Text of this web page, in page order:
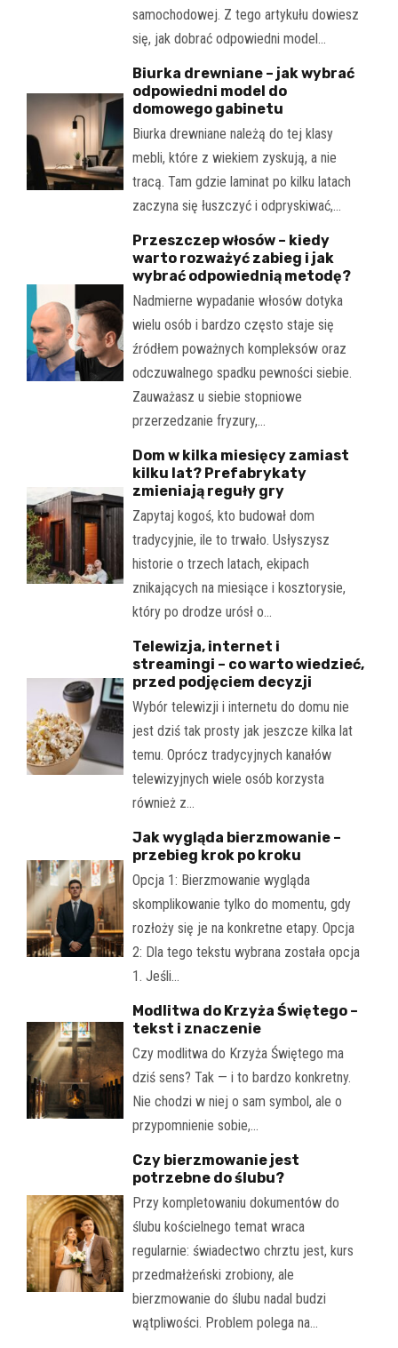
samochodowej. Z tego artykułu dowiesz
się, jak dobrać odpowiedni model…
Biurka drewniane – jak wybrać
odpowiedni model do
domowego gabinetu
Biurka drewniane należą do tej klasy
mebli, które z wiekiem zyskują, a nie
tracą. Tam gdzie laminat po kilku latach
zaczyna się łuszczyć i odpryskiwać,…
Przeszczep włosów – kiedy
warto rozważyć zabieg i jak
wybrać odpowiednią metodę?
Nadmierne wypadanie włosów dotyka
wielu osób i bardzo często staje się
źródłem poważnych kompleksów oraz
odczuwalnego spadku pewności siebie.
Zauważasz u siebie stopniowe
przerzedzanie fryzury,…
Dom w kilka miesięcy zamiast
kilku lat? Prefabrykaty
zmieniają reguły gry
Zapytaj kogoś, kto budował dom
tradycyjnie, ile to trwało. Usłyszysz
historie o trzech latach, ekipach
znikających na miesiące i kosztorysie,
który po drodze urósł o…
Telewizja, internet i
streamingi – co warto wiedzieć,
przed podjęciem decyzji
Wybór telewizji i internetu do domu nie
jest dziś tak prosty jak jeszcze kilka lat
temu. Oprócz tradycyjnych kanałów
telewizyjnych wiele osób korzysta
również z…
Jak wygląda bierzmowanie –
przebieg krok po kroku
Opcja 1: Bierzmowanie wygląda
skomplikowanie tylko do momentu, gdy
rozłoży się je na konkretne etapy. Opcja
2: Dla tego tekstu wybrana została opcja
1. Jeśli…
Modlitwa do Krzyża Świętego –
tekst i znaczenie
Czy modlitwa do Krzyża Świętego ma
dziś sens? Tak — i to bardzo konkretny.
Nie chodzi w niej o sam symbol, ale o
przypomnienie sobie,…
Czy bierzmowanie jest
potrzebne do ślubu?
Przy kompletowaniu dokumentów do
ślubu kościelnego temat wraca
regularnie: świadectwo chrztu jest, kurs
przedmałżeński zrobiony, ale
bierzmowanie do ślubu nadal budzi
wątpliwości. Problem polega na…